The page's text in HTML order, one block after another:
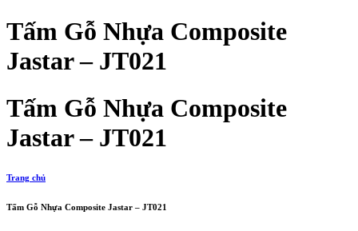
Tấm Gỗ Nhựa Composite
Jastar – JT021
Tấm Gỗ Nhựa Composite
Jastar – JT021
Trang chủ
Tấm Gỗ Nhựa Composite Jastar – JT021